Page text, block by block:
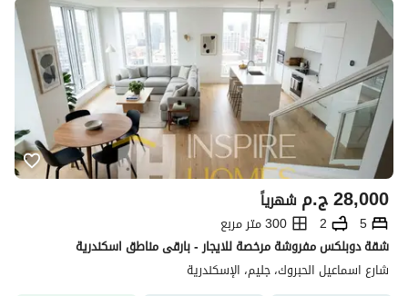
ج.م28,000 شهرياً
5
2
300 متر مربع
شقة دوبلكس مفروشة مرخصة للايجار - بارقى مناطق اسكندرية
شارع اسماعيل الحبروك، جليم، الإسكندرية